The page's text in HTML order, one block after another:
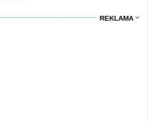
REKLAMA